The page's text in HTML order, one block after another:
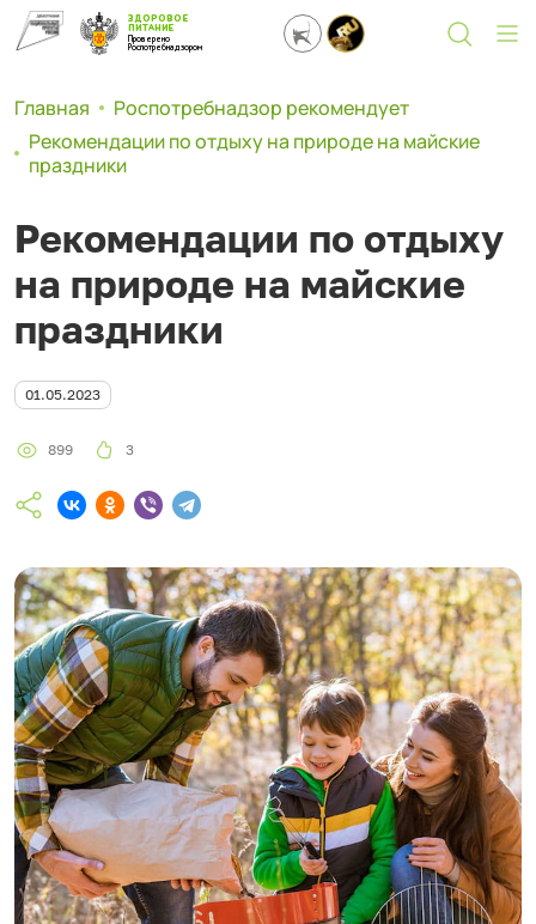
ЗДОРОВОЕ
ПИТАНИЕ
Проверено
Роспотребнадзором
Главная
Роспотребнадзор рекомендует
Рекомендации по отдыху на природе на майские
праздники
Рекомендации по отдыху
на природе на майские
праздники
01.05.2023
899 3